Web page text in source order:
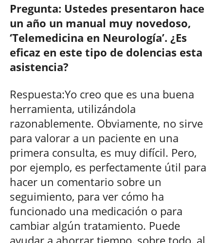
Pregunta: Ustedes presentaron hace
un año un manual muy novedoso,
‘Telemedicina en Neurología’. ¿Es
eficaz en este tipo de dolencias esta
asistencia?
Respuesta:Yo creo que es una buena
herramienta, utilizándola
razonablemente. Obviamente, no sirve
para valorar a un paciente en una
primera consulta, es muy difícil. Pero,
por ejemplo, es perfectamente útil para
hacer un comentario sobre un
seguimiento, para ver cómo ha
funcionado una medicación o para
cambiar algún tratamiento. Puede
ayudar a ahorrar tiempo, sobre todo, al